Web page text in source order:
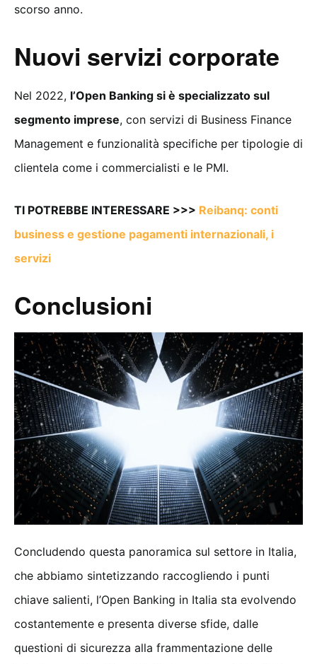
scorso anno.
Nuovi servizi corporate
Nel 2022, l’Open Banking si è specializzato sul
segmento imprese, con servizi di Business Finance
Management e funzionalità specifiche per tipologie di
clientela come i commercialisti e le PMI.
TI POTREBBE INTERESSARE >>> Reibanq: conti
business e gestione pagamenti internazionali, i
servizi
Conclusioni
Concludendo questa panoramica sul settore in Italia,
che abbiamo sintetizzando raccogliendo i punti
chiave salienti, l’Open Banking in Italia sta evolvendo
costantemente e presenta diverse sfide, dalle
questioni di sicurezza alla frammentazione delle